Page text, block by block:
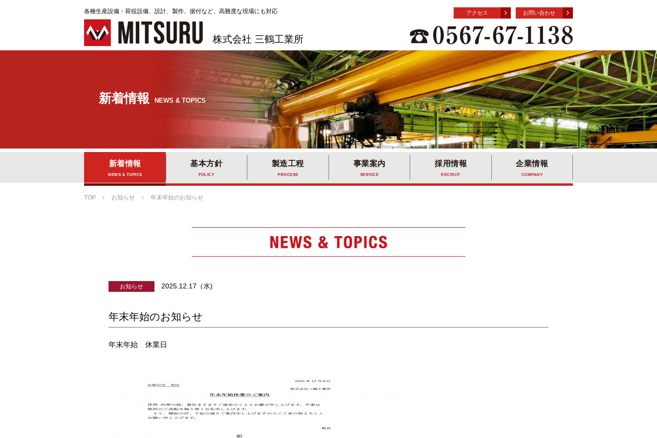
各種生産設備・荷役設備、設計、製作、据付など、高難度な現場にも対応
株式会社 三鶴工業所
アクセス お問い合わせ
新着情報 NEWS & TOPICS
新着情報
NEWS & TOPICS
基本方針
POLICY
製造工程
PROCESS
事業案内
SERVICE
採用情報
RECRUIT
企業情報
COMPANY
TOP お知らせ 年末年始のお知らせ
お知らせ 2025.12.17（水)
年末年始のお知らせ
年末年始 休業日